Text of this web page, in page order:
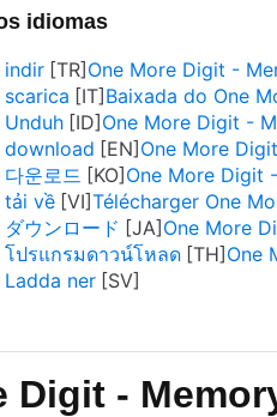
idiomas
indir
One More Digit -
Baixada do One
One More Digit -
One More
운로드
tải về
Télécharger One
ウンロード
One More
ปรแกรมดาวน์โหลด
One
ner
Digit -